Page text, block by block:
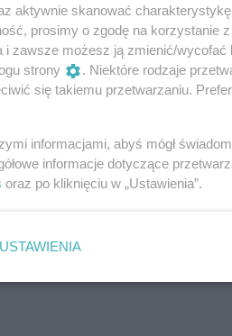
(np. pokaz rozchodzenia
Eureka oraz innych
Mamy też własny kanał
240 filmami
info@fundacja-
aktywnie skanować
prosimy o zgodę na korzystanie
i zawsze możesz ją zmienić/
strony
. Niektóre rodzaje
się takiemu przetwarzaniu.
informacjami, abyś mógł
informacje dotyczące
oraz po kliknięciu w „Ustawienia”.
USTAWIENIA